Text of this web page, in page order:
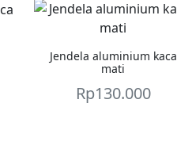
Jendela aluminium kaca
mati
Rp130.000